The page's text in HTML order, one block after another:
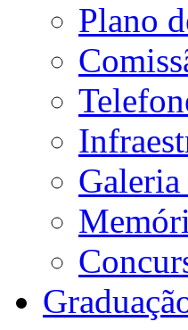
Plano